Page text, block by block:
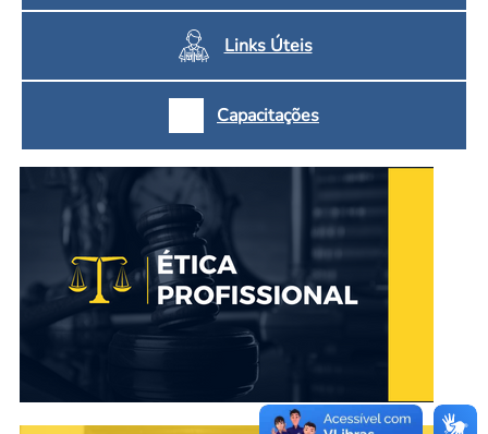
Links Úteis
Capacitações